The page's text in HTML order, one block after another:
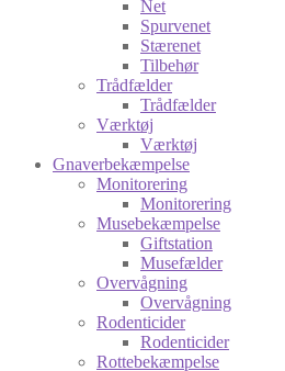
Net
Spurvenet
Stærenet
Tilbehør
Trådfælder
Trådfælder
Værktøj
Værktøj
Gnaverbekæmpelse
Monitorering
Monitorering
Musebekæmpelse
Giftstation
Musefælder
Overvågning
Overvågning
Rodenticider
Rodenticider
Rottebekæmpelse